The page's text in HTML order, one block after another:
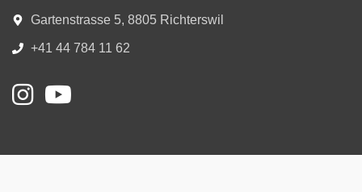
Gartenstrasse 5, 8805 Richterswil
+41 44 784 11 62